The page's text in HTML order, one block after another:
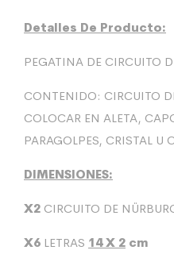
Detalles De Producto:
PEGATINA DE CIRCUITO
CONTENIDO: CIRCUITO
COLOCAR EN ALETA,
PARAGOLPES, CRISTAL U
DIMENSIONES:
X2 CIRCUITO DE
X6 LETRAS 14 X 2 cm